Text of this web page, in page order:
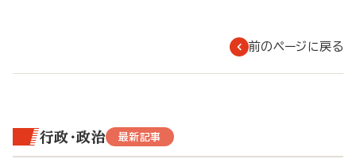
前のページに戻る
行政・政治 最新記事